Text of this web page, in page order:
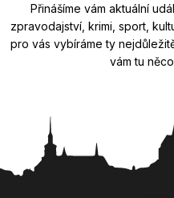
Přinášíme vám aktuální
zpravodajství, krimi, sport,
pro vás vybíráme ty
vám tu